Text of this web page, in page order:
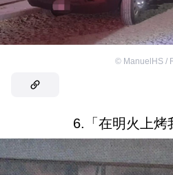
© ManuelHS /
6.「在明火上烤